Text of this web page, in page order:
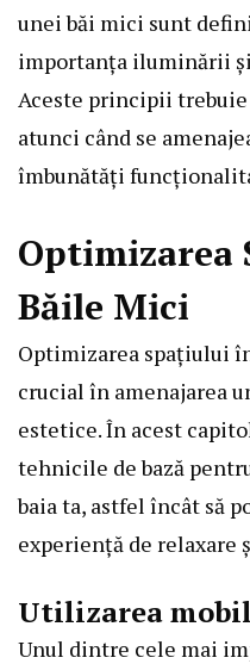
unei băi mici sunt
importanța iluminării
Aceste principii
atunci când se
îmbunătăți
Optimizarea
Băile Mici
Optimizarea spațiului
crucial în amenajarea
estetice. În acest
tehnicile de bază
baia ta, astfel încât să
experiență de relaxare
Utilizarea
Unul dintre cele mai